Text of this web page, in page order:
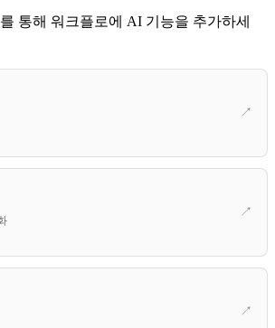
통해 워크플로에 AI 기능을 추가하세